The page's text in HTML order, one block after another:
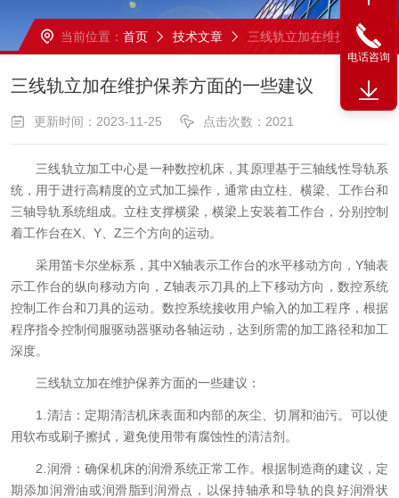
当前位置： 首页 技术文章 三线轨立加在维护保养方面的一些建议
三线轨立加在维护保养方面的一些建议
更新时间：2023-11-25 点击次数：2021
三线轨立加工中心是一种数控机床，其原理基于三轴线性导轨系
统，用于进行高精度的立式加工操作，通常由立柱、横梁、工作台和
三轴导轨系统组成。立柱支撑横梁，横梁上安装着工作台，分别控制
着工作台在X、Y、Z三个方向的运动。
采用笛卡尔坐标系，其中X轴表示工作台的水平移动方向，Y轴表
示工作台的纵向移动方向，Z轴表示刀具的上下移动方向，数控系统
控制工作台和刀具的运动。数控系统接收用户输入的加工程序，根据
程序指令控制伺服驱动器驱动各轴运动，达到所需的加工路径和加工
深度。
三线轨立加在维护保养方面的一些建议：
1.清洁：定期清洁机床表面和内部的灰尘、切屑和油污。可以使
用软布或刷子擦拭，避免使用带有腐蚀性的清洁剂。
2.润滑：确保机床的润滑系统正常工作。根据制造商的建议，定
期添加润滑油或润滑脂到润滑点，以保持轴承和导轨的良好润滑状
电话咨询